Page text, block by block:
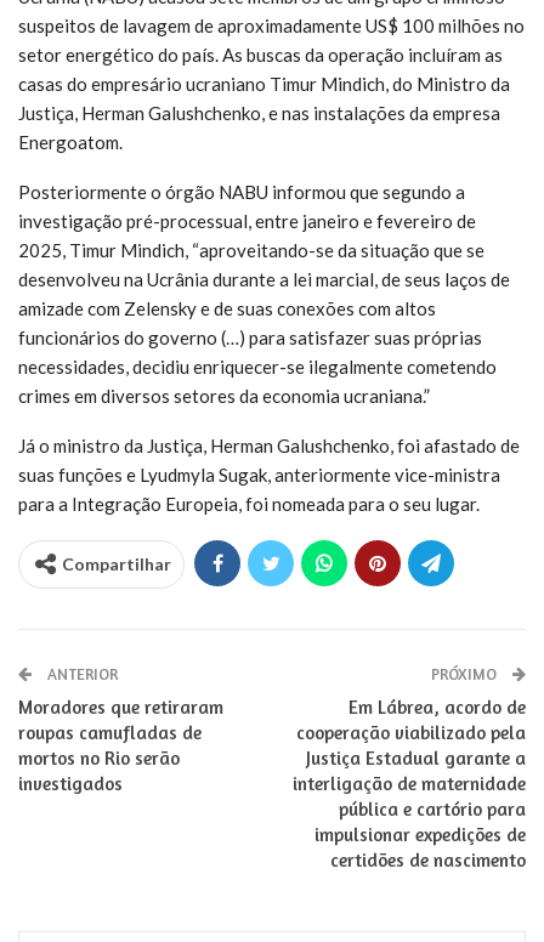
suspeitos de lavagem de aproximadamente US$ 100 milhões no
setor energético do país. As buscas da operação incluíram as
casas do empresário ucraniano Timur Mindich, do Ministro da
Justiça, Herman Galushchenko, e nas instalações da empresa
Energoatom.
Posteriormente o órgão NABU informou que segundo a
investigação pré-processual, entre janeiro e fevereiro de
2025, Timur Mindich, “aproveitando-se da situação que se
desenvolveu na Ucrânia durante a lei marcial, de seus laços de
amizade com Zelensky e de suas conexões com altos
funcionários do governo (…) para satisfazer suas próprias
necessidades, decidiu enriquecer-se ilegalmente cometendo
crimes em diversos setores da economia ucraniana.”
Já o ministro da Justiça, Herman Galushchenko, foi afastado de
suas funções e Lyudmyla Sugak, anteriormente vice-ministra
para a Integração Europeia, foi nomeada para o seu lugar.
Compartilhar
ANTERIOR
Moradores que retiraram
roupas camufladas de
mortos no Rio serão
investigados
PRÓXIMO
Em Lábrea, acordo de
cooperação viabilizado pela
Justiça Estadual garante a
interligação de maternidade
pública e cartório para
impulsionar expedições de
certidões de nascimento